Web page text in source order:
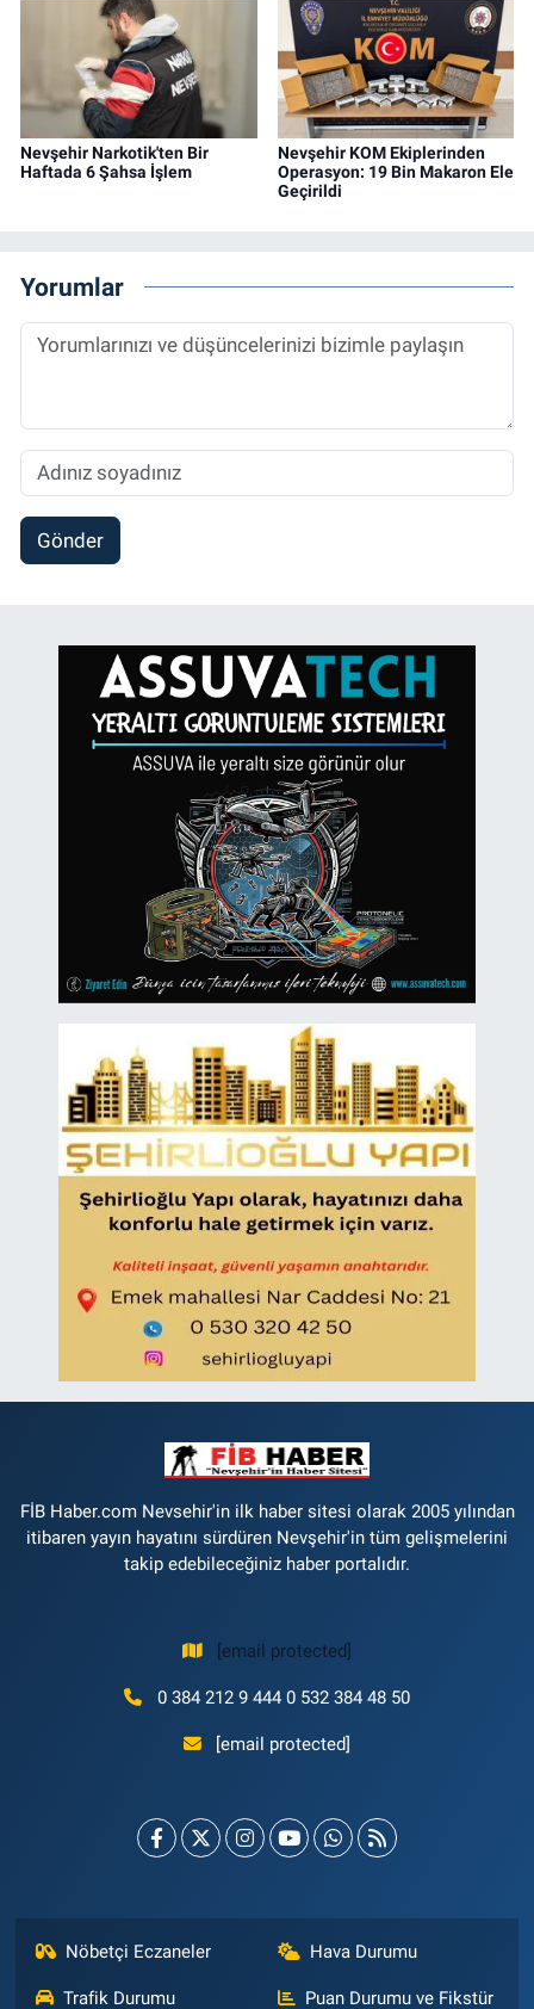
Nevşehir Narkotik'ten Bir
Haftada 6 Şahsa İşlem
Nevşehir KOM Ekiplerinden
Operasyon: 19 Bin Makaron Ele
Geçirildi
Yorumlar
Gönder
FİB Haber.com Nevsehir'in ilk haber sitesi olarak 2005 yılından
itibaren yayın hayatını sürdüren Nevşehir'in tüm gelişmelerini
takip edebileceğiniz haber portalıdır.
[email protected]
0 384 212 9 444 0 532 384 48 50
[email protected]
Nöbetçi Eczaneler Hava Durumu
Trafik Durumu Puan Durumu ve Fikstür